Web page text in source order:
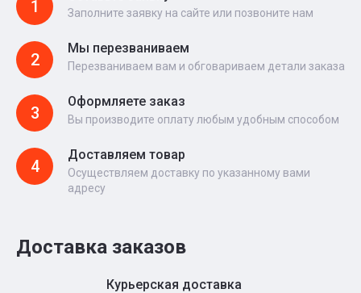
1 Заполните заявку на сайте или позвоните нам
2
Мы перезваниваем
Перезваниваем вам и обговариваем детали заказа
3
Оформляете заказ
Вы производите оплату любым удобным способом
4
Доставляем товар
Осуществляем доставку по указанному вами
адресу
Доставка заказов
Курьерская доставка